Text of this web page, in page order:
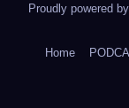
Proudly powered
Home